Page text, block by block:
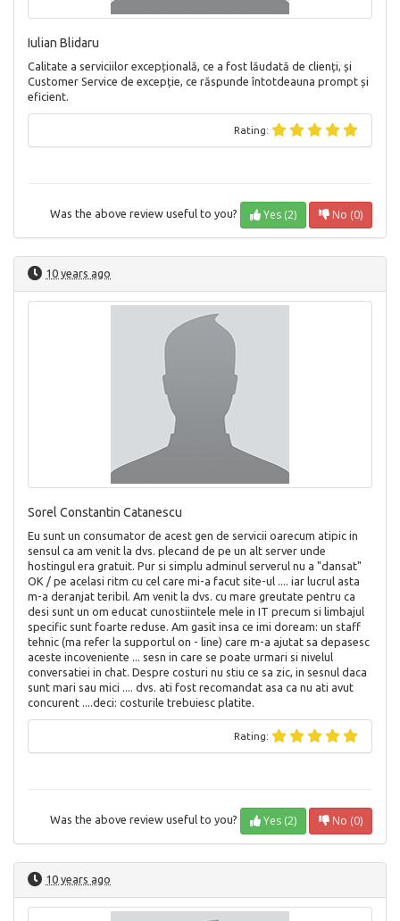
Iulian Blidaru
Calitate a serviciilor excepțională, ce a fost lăudată de clienți, și
Customer Service de excepție, ce răspunde întotdeauna prompt și
eficient.
Rating:
Was the above review useful to you? Yes (2) No (0)
10 years ago
Sorel Constantin Catanescu
Eu sunt un consumator de acest gen de servicii oarecum atipic in
sensul ca am venit la dvs. plecand de pe un alt server unde
hostingul era gratuit. Pur si simplu adminul serverul nu a "dansat"
OK / pe acelasi ritm cu cel care mi-a facut site-ul .... iar lucrul asta
m-a deranjat teribil. Am venit la dvs. cu mare greutate pentru ca
desi sunt un om educat cunostiintele mele in IT precum si limbajul
specific sunt foarte reduse. Am gasit insa ce imi doream: un staff
tehnic (ma refer la supportul on - line) care m-a ajutat sa depasesc
aceste incoveniente ... sesn in care se poate urmari si nivelul
conversatiei in chat. Despre costuri nu stiu ce sa zic, in sesnul daca
sunt mari sau mici .... dvs. ati fost recomandat asa ca nu ati avut
concurent ....deci: costurile trebuiesc platite.
Rating:
Was the above review useful to you? Yes (2) No (0)
10 years ago